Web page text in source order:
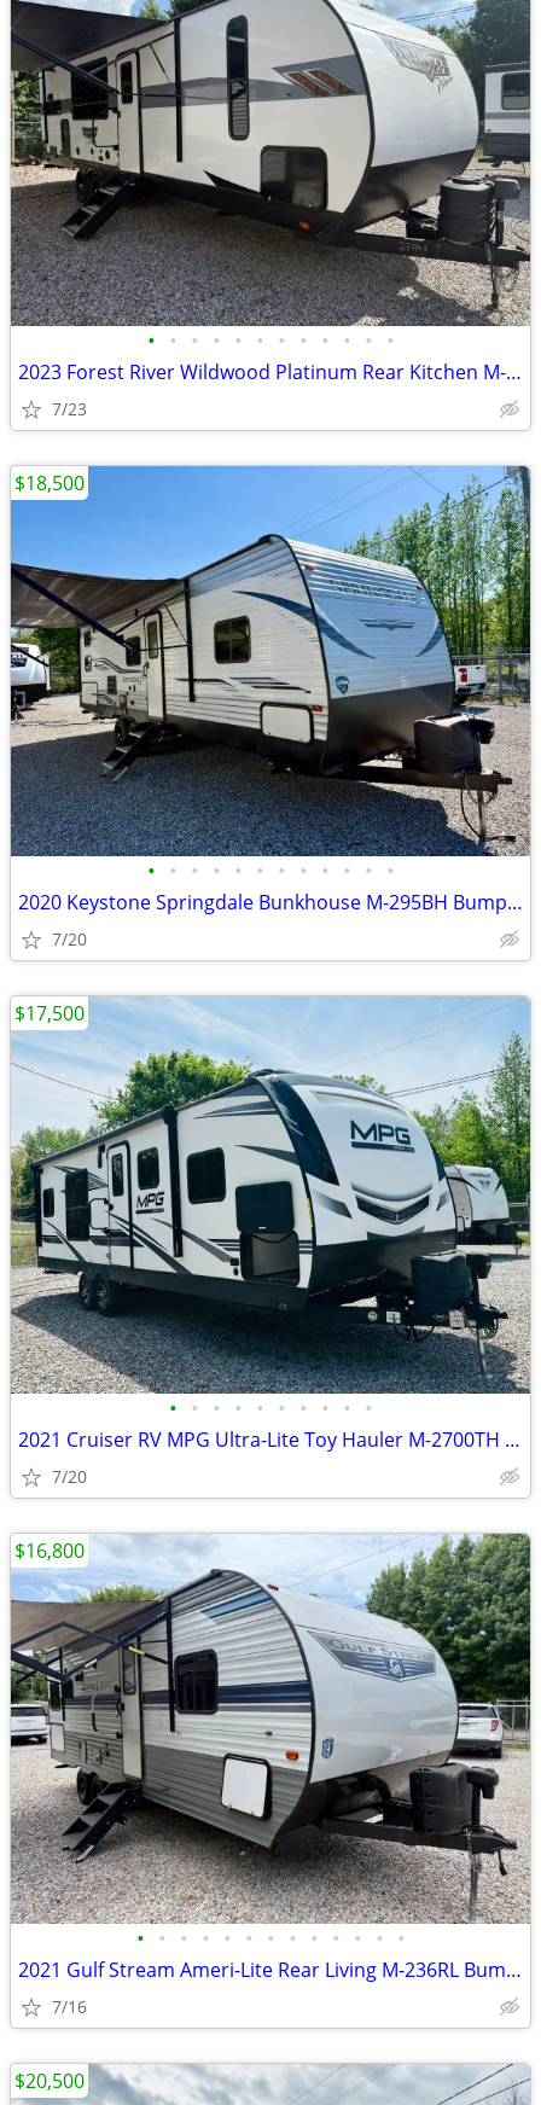
• • • • • • • • • • • •
2023 Forest River Wildwood Platinum Rear Kitchen M-27RKX Bumper Pull
7/23
• • • • • • • • • • • •
2020 Keystone Springdale Bunkhouse M-295BH Bumper Pull RV
7/20
$18,500
• • • • • • • • • •
2021 Cruiser RV MPG Ultra-Lite Toy Hauler M-2700TH RV
7/20
$17,500
• • • • • • • • • • • • •
2021 Gulf Stream Ameri-Lite Rear Living M-236RL Bumper Pull RV
7/16
$16,800
$20,500